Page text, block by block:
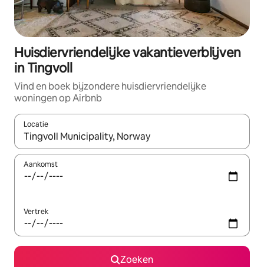
Huisdiervriendelijke vakantieverblijven
in Tingvoll
Vind en boek bijzondere huisdiervriendelijke
woningen op Airbnb
Locatie
Wanneer er resultaten beschikbaar zijn, maak je een keuze
Aankomst
Vertrek
Zoeken